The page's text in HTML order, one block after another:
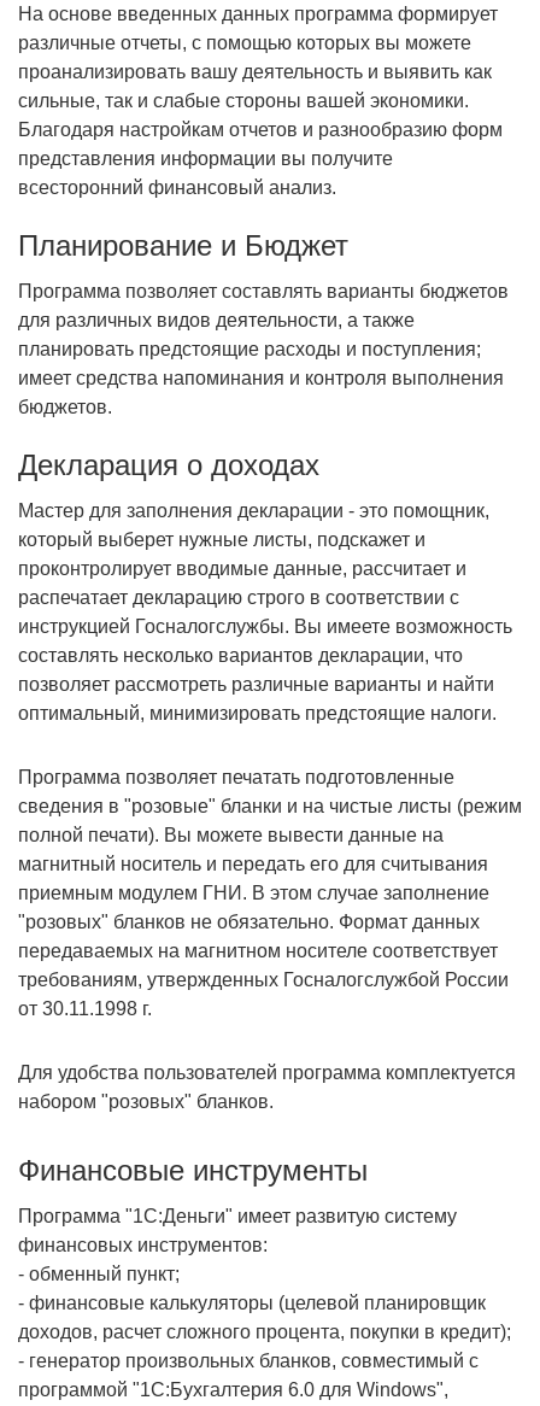
На основе введенных данных программа формирует
различные отчеты, с помощью которых вы можете
проанализировать вашу деятельность и выявить как
сильные, так и слабые стороны вашей экономики.
Благодаря настройкам отчетов и разнообразию форм
представления информации вы получите
всесторонний финансовый анализ.
Планирование и Бюджет
Программа позволяет составлять варианты бюджетов
для различных видов деятельности, а также
планировать предстоящие расходы и поступления;
имеет средства напоминания и контроля выполнения
бюджетов.
Декларация о доходах
Мастер для заполнения декларации - это помощник,
который выберет нужные листы, подскажет и
проконтролирует вводимые данные, рассчитает и
распечатает декларацию строго в соответствии с
инструкцией Госналогслужбы. Вы имеете возможность
составлять несколько вариантов декларации, что
позволяет рассмотреть различные варианты и найти
оптимальный, минимизировать предстоящие налоги.
Программа позволяет печатать подготовленные
сведения в "розовые" бланки и на чистые листы (режим
полной печати). Вы можете вывести данные на
магнитный носитель и передать его для считывания
приемным модулем ГНИ. В этом случае заполнение
"розовых" бланков не обязательно. Формат данных
передаваемых на магнитном носителе соответствует
требованиям, утвержденных Госналогслужбой России
от 30.11.1998 г.
Для удобства пользователей программа комплектуется
набором "розовых" бланков.
Финансовые инструменты
Программа "1С:Деньги" имеет развитую систему
финансовых инструментов:
- обменный пункт;
- финансовые калькуляторы (целевой планировщик
доходов, расчет сложного процента, покупки в кредит);
- генератор произвольных бланков, совместимый с
программой "1С:Бухгалтерия 6.0 для Windows",